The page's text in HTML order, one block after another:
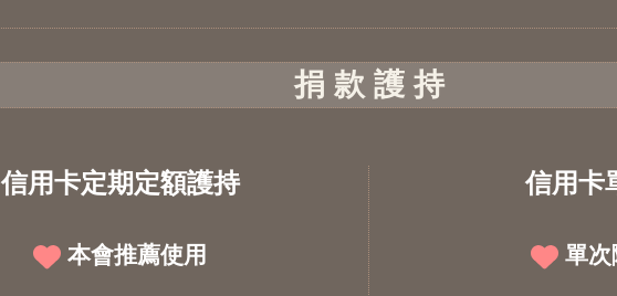
捐 款 護 持
信用卡定期定額護持
本會推薦使用
信用卡
單次